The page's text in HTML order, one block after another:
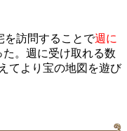
を訪問することで週に
た。週に受け取れる数
てより宝の地図を遊び